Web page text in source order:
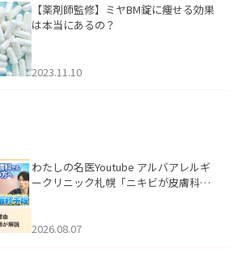
【薬剤師監修】ミヤBM錠に痩せる効果
は本当にあるの？
2023.11.10
わたしの名医Youtube アルバアレルギ
ークリニック札幌「ニキビが皮膚科で
ました。
2026.08.07